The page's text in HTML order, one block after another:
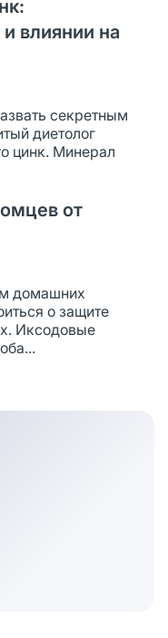
влиянии на
секретным
диетолог
цинк. Минерал
от
домашних
о защите
Иксодовые